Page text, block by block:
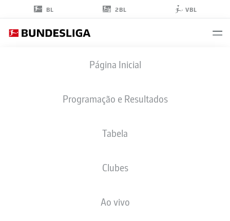
BL 2BL VBL
Página Inicial
Programação e Resultados
Tabela
Clubes
Ao vivo